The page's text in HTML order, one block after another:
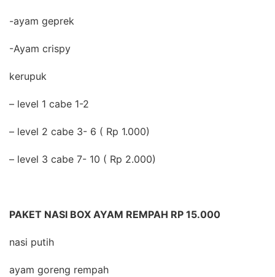
-ayam geprek
-Ayam crispy
kerupuk
– level 1 cabe 1-2
– level 2 cabe 3- 6 ( Rp 1.000)
– level 3 cabe 7- 10 ( Rp 2.000)
PAKET NASI BOX AYAM REMPAH RP 15.000
nasi putih
ayam goreng rempah